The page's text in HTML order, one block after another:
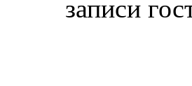
записи